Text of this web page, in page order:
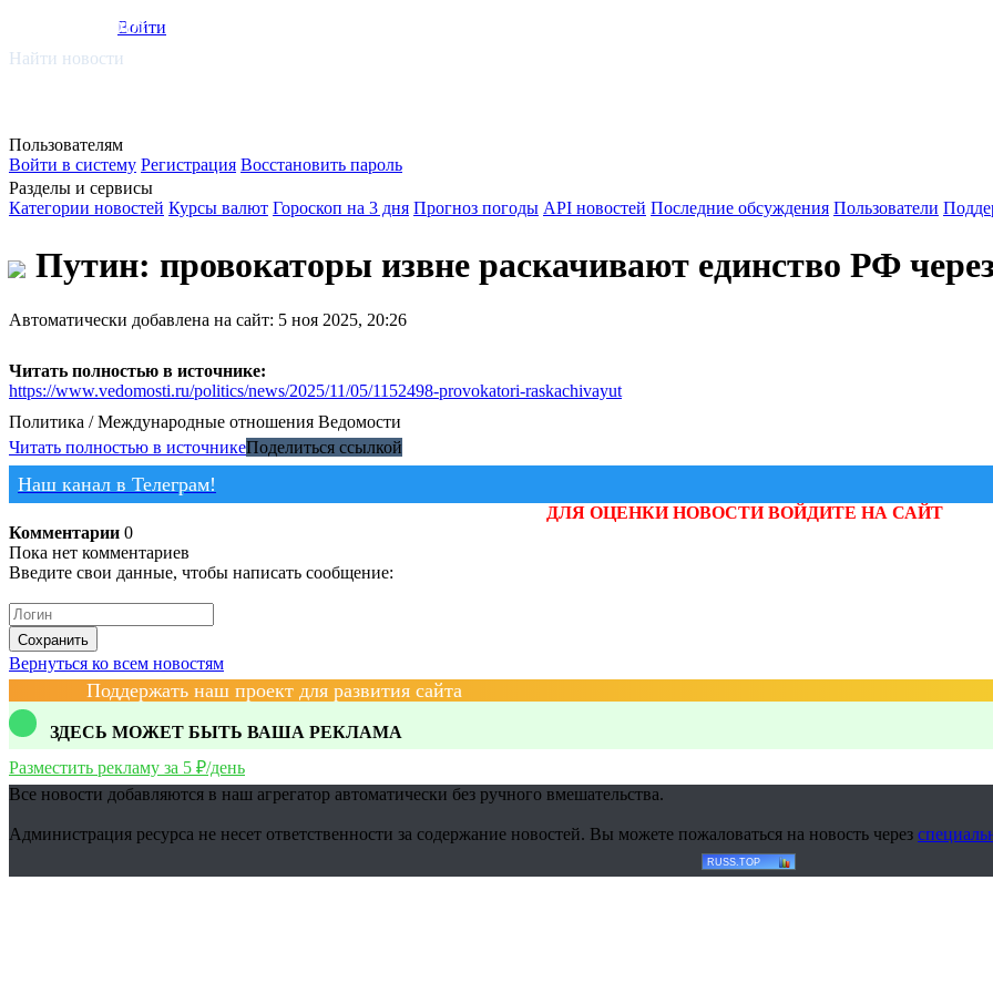
smi.mobi
Войти
Найти новости
Пользователям
Войти в систему Регистрация Восстановить пароль
Разделы и сервисы
Категории новостей Курсы валют Гороскоп на 3 дня Прогноз погоды API новостей Последние обсуждения Пользователи
Путин: провокаторы извне раскачивают единство РФ
Автоматически добавлена на сайт: 5 ноя 2025, 20:26
Читать полностью в источнике:
https://www.vedomosti.ru/politics/news/2025/11/05/1152498-provokatori-raskachivayut
Политика / Международные отношения Ведомости
Читать полностью в источникеПоделиться ссылкой
Наш канал в Телеграм!
ДЛЯ ОЦЕНКИ НОВОСТИ ВОЙДИТЕ НА САЙТ
Комментарии 0
Пока нет комментариев
Введите свои данные, чтобы написать сообщение:
Сохранить
Вернуться ко всем новостям
Поддержать наш проект для развития сайта
ЗДЕСЬ МОЖЕТ БЫТЬ ВАША РЕКЛАМА
Разместить рекламу за 5 ₽/день
Все новости добавляются в наш агрегатор автоматически без ручного вмешательства.
Администрация ресурса не несет ответственности за содержание новостей. Вы можете пожаловаться на новость через